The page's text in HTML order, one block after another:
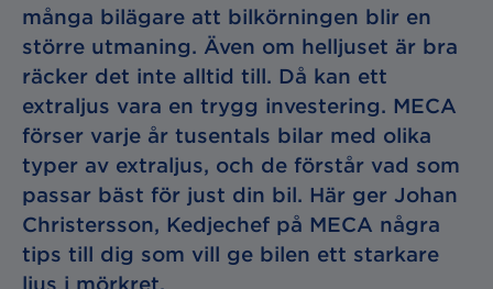
många bilägare att bilkörningen blir en
större utmaning. Även om helljuset är bra
räcker det inte alltid till. Då kan ett
extraljus vara en trygg investering. MECA
förser varje år tusentals bilar med olika
typer av extraljus, och de förstår vad som
passar bäst för just din bil. Här ger Johan
Christersson, Kedjechef på MECA några
tips till dig som vill ge bilen ett starkare
ljus i mörkret.